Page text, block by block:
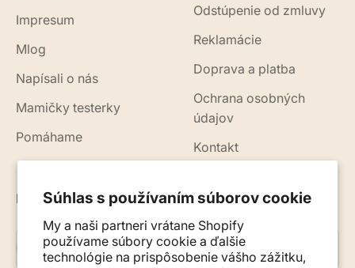
Súhlas s používaním súborov cookie
My a naši partneri vrátane Shopify
používame súbory cookie a ďalšie
technológie na prispôsobenie vášho zážitku,
Impresum
Mlog
Napísali o nás
Mamičky testerky
Pomáhame
Odstúpenie od zmluvy
Reklamácie
Doprava a platba
Ochrana osobných
údajov
Kontakt
Novinky, rady a tipy do vášho e-mailu
E-mail
Prihlásiť sa na odber